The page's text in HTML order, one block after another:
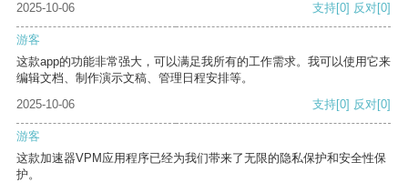
2025-10-06 支持[0] 反对[0]
游客
这款app的功能非常强大，可以满足我所有的工作需求。我可以使用它来
编辑文档、制作演示文稿、管理日程安排等。
2025-10-06
支持[0] 反对[0]
游客
这款加速器VPM应用程序已经为我们带来了无限的隐私保护和安全性保
护。